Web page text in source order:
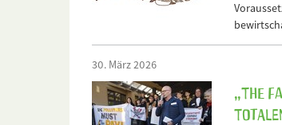
30. März 2026
„The